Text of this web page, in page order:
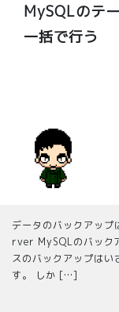
MySQLのテ
一括で行う
データのバックアッ
rver MySQLのバック
スのバックアップはい
す。 しか […]